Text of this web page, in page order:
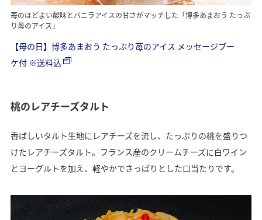
苺のほどよい酸味とバニラアイスの甘さがマッチした「博多あまおう たっぷ
り苺のアイス」
【母の日】博多あまおう たっぷり苺のアイス メッセージブー
ケ付 ※送料込
桃のレアチーズタルト
香ばしいタルト生地にレアチーズを流し、たっぷりの桃を盛りつ
けたレアチーズタルト。フランス産のクリームチーズに白ワイン
とヨーグルトを加え、軽やかでさっぱりとした口当たりです。